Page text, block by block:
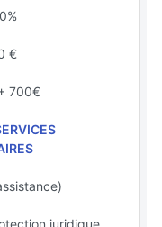
€
700€
juridique